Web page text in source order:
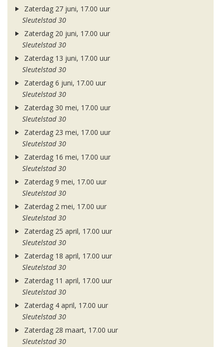
Zaterdag 27 juni, 17.00 uur
Sleutelstad 30
Zaterdag 20 juni, 17.00 uur
Sleutelstad 30
Zaterdag 13 juni, 17.00 uur
Sleutelstad 30
Zaterdag 6 juni, 17.00 uur
Sleutelstad 30
Zaterdag 30 mei, 17.00 uur
Sleutelstad 30
Zaterdag 23 mei, 17.00 uur
Sleutelstad 30
Zaterdag 16 mei, 17.00 uur
Sleutelstad 30
Zaterdag 9 mei, 17.00 uur
Sleutelstad 30
Zaterdag 2 mei, 17.00 uur
Sleutelstad 30
Zaterdag 25 april, 17.00 uur
Sleutelstad 30
Zaterdag 18 april, 17.00 uur
Sleutelstad 30
Zaterdag 11 april, 17.00 uur
Sleutelstad 30
Zaterdag 4 april, 17.00 uur
Sleutelstad 30
Zaterdag 28 maart, 17.00 uur
Sleutelstad 30